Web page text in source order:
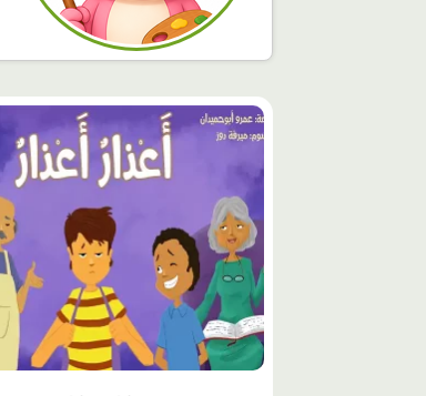
محتوى
مميّز